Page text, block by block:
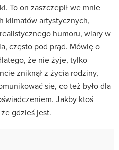
To on zaszczepił we mnie
klimatów artystycznych,
humoru, wiary w
często pod prąd. Mówię o
że nie żyje, tylko
zniknął z życia rodziny,
się, co też było dla
Jakby ktoś
gdzieś jest.